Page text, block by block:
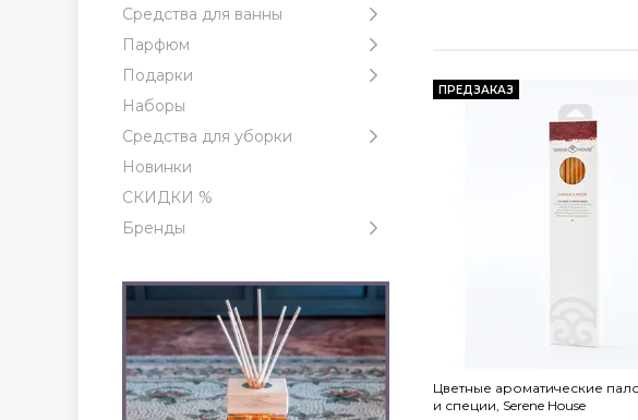
Средства для ванны
Парфюм
Подарки
Наборы
Средства для уборки
Новинки
СКИДКИ %
Бренды
ПРЕДЗАКАЗ
Цветные ароматические
и специи, Serene House